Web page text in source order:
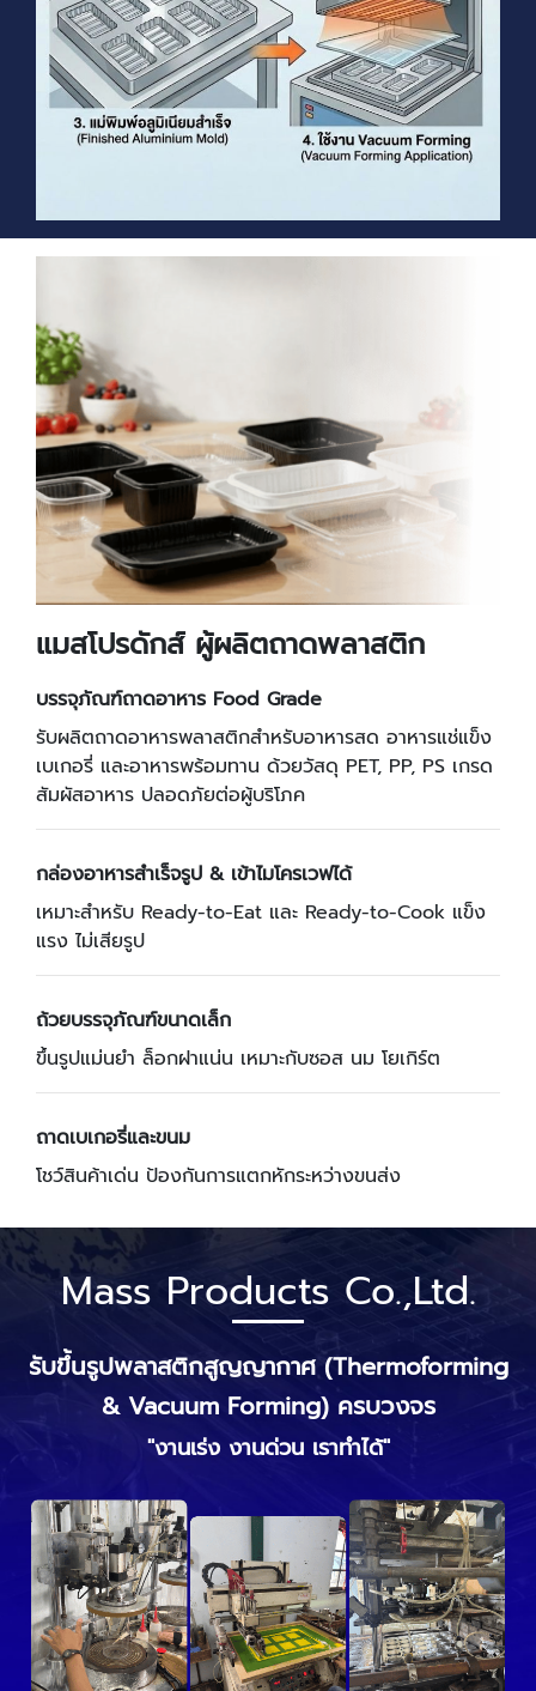
แมสโปรดักส์ ผู้ผลิตถาดพลาสติก
บรรจุภัณฑ์ถาดอาหาร Food Grade
รับผลิตถาดอาหารพลาสติกสำหรับอาหารสด อาหารแช่แข็ง
เบเกอรี่ และอาหารพร้อมทาน ด้วยวัสดุ PET, PP, PS เกรด
สัมผัสอาหาร ปลอดภัยต่อผู้บริโภค
กล่องอาหารสำเร็จรูป & เข้าไมโครเวฟได้
เหมาะสำหรับ Ready-to-Eat และ Ready-to-Cook แข็ง
แรง ไม่เสียรูป
ถ้วยบรรจุภัณฑ์ขนาดเล็ก
ขึ้นรูปแม่นยำ ล็อกฝาแน่น เหมาะกับซอส นม โยเกิร์ต
ถาดเบเกอรี่และขนม
โชว์สินค้าเด่น ป้องกันการแตกหักระหว่างขนส่ง
Mass Products Co.,Ltd.
รับขึ้นรูปพลาสติกสูญญากาศ (Thermoforming
& Vacuum Forming) ครบวงจร
"งานเร่ง งานด่วน เราทำได้"